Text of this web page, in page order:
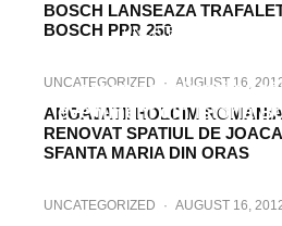
BOSCH LANSEAZA
BOSCH PPR 250UNCATEGORIZED
organizat clienţilor săi
eveniment din istoria
UNCATEGORIZED · AUGUST 16,
ANGAJATII HOLCIM
RENOVAT SPATIUL DE
SFANTA MARIA DIN ORAS
UNCATEGORIZED · AUGUST 16,